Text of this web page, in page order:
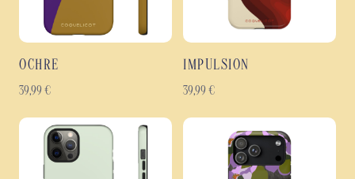
OCHRE
39,99 €
IMPULSION
39,99 €